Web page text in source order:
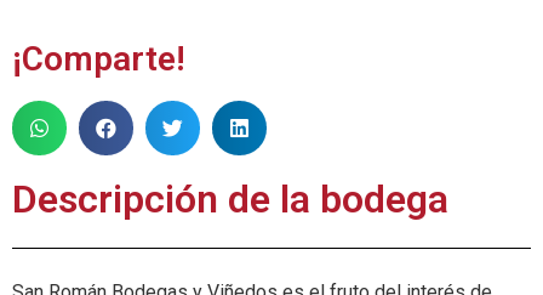
¡Comparte!
Descripción de la bodega